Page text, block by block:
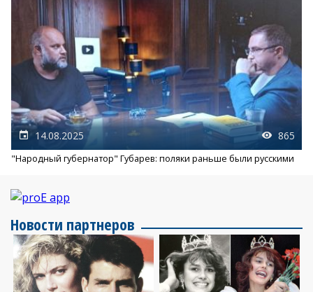
14.08.2025 865
"Народный губернатор" Губарев: поляки раньше были русскими
Новости партнеров